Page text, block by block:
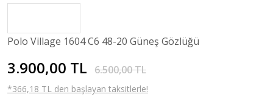
Polo Village 1604 C6 48-20 Güneş Gözlüğü
3.900,00 TL 6.500,00 TL
*366,18 TL den başlayan taksitlerle!